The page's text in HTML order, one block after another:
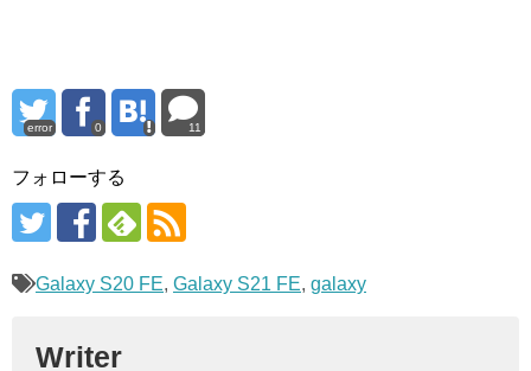
error 0 11
フォローする
Galaxy S20 FE, Galaxy S21 FE, galaxy
Writer